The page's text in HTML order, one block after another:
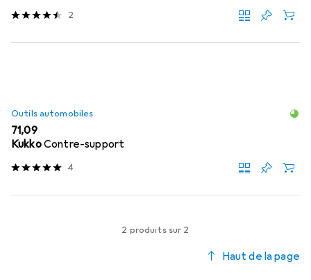
2
Outils automobiles
EUR
71,09
KukkoContre-support
4
2 produits sur 2
Haut de la page